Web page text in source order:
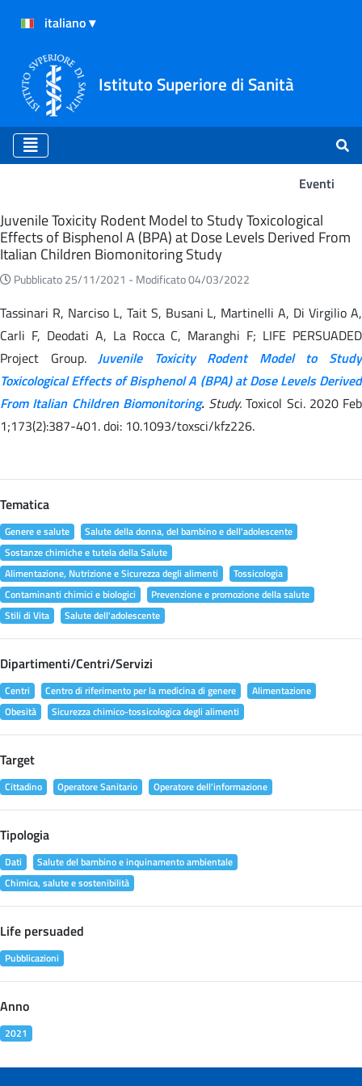
Istituto Superiore di Sanità
Eventi
Eventi
Juvenile Toxicity Rodent Model to Study Toxicological
Effects of Bisphenol A (BPA) at Dose Levels Derived From
Italian Children Biomonitoring Study
Pubblicato 25/11/2021 - Modificato 04/03/2022
Tassinari R, Narciso L, Tait S, Busani L, Martinelli A, Di Virgilio A,
Carli F, Deodati A, La Rocca C, Maranghi F; LIFE PERSUADED
Project Group.Juvenile Toxicity Rodent Model to Study
Toxicological Effects of Bisphenol A (BPA) at Dose Levels Derived
From Italian Children Biomonitoring.Study. Toxicol Sci. 2020 Feb
1;173(2):387-401. doi: 10.1093/toxsci/kfz226.
Tematica
Genere e salute
Salute della donna, del bambino e dell'adolescente
Sostanze chimiche e tutela della Salute
Alimentazione, Nutrizione e Sicurezza degli alimenti
Tossicologia
Contaminanti chimici e biologici
Prevenzione e promozione della salute
Stili di Vita
Salute dell'adolescente
Dipartimenti/Centri/Servizi
Centri Centro di riferimento per la medicina di genere
Alimentazione
Obesità
Sicurezza chimico-tossicologica degli alimenti
Target
Cittadino Operatore Sanitario Operatore dell'informazione
Tipologia
Dati
Salute del bambino e inquinamento ambientale
Chimica, salute e sostenibilità
Life persuaded
Pubblicazioni
Anno
2021